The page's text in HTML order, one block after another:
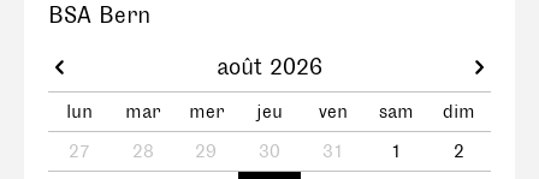
BSA Bern
août 2026
lun mar mer jeu ven sam
dim
27
28 29 30 31 1
2